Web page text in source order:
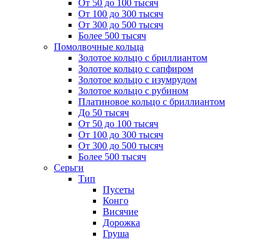
От 50 до 100 тысяч
От 100 до 300 тысяч
От 300 до 500 тысяч
Более 500 тысяч
Помолвочные кольца
Золотое кольцо с бриллиантом
Золотое кольцо с сапфиром
Золотое кольцо с изумрудом
Золотое кольцо с рубином
Платиновое кольцо с бриллиантом
До 50 тысяч
От 50 до 100 тысяч
От 100 до 300 тысяч
От 300 до 500 тысяч
Более 500 тысяч
Серьги
Тип
Пусеты
Конго
Висячие
Дорожка
Груша